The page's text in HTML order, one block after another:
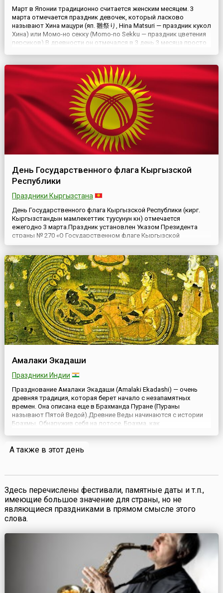
Март в Японии традиционно считается женским месяцем. 3
марта отмечается праздник девочек, который ласково
называют Хина мацури (яп. 雛祭り, Hina Matsuri — праздник кукол
Хина) или Момо-но секку (Momo-no Sekku — праздник цветения
персиков).В древности он отмечался в 3 день 3 месяца просто
могли ...
День Государственного флага Кыргызской
Республики
Праздники Кыргызстана
День Государственного флага Кыргызской Республики (кирг.
Кыргызстандын мамлекеттик туусунун күнү) отмечается
ежегодно 3 марта.Праздник установлен Указом Президента
страны № 270 «О Государственном флаге Кыргызской
Республики» от 10 июня 2009 года, в целях воспитания граждан
государственным символам страны.Тогда же, по инициативе
мэр...
Амалаки Экадаши
Праздники Индии
Празднование Амалаки Экадаши (Amalaki Ekadashi) — очень
древняя традиция, которая берет начало с незапамятных
времен. Она описана еще в Брахманда Пуране (Пураны
называют Пятой Ведой).Древние Веды начинаются с истории
Брахмы. Обнаружив себя на лотосе, Брахма, как
Что за мир меня окружает? Кто создал этот мир? Каковы мои
отношения с Ни...
А также в этот день
Здесь перечислены фестивали, памятные даты и т.п.,
имеющие большое значение для страны, но не
являющиеся праздниками в прямом смысле этого
слова.